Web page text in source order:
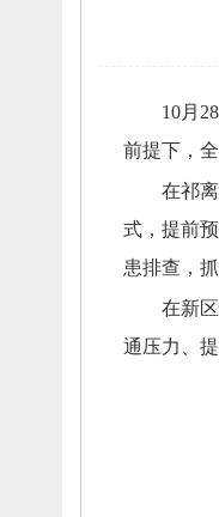
10月
前提下，
在祁
式， 提前
患排查，
在新
通压力、